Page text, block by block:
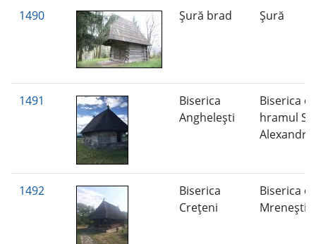
1490 Şură brad Şură
1491
Biserica
Angheleşti
Biserica cu
hramul
Alexandru
1492
Biserica
Creţeni
Biserica
Mreneşti